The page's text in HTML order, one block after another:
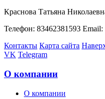
Краснова Татьяна
Телефон: 83462381593
Контакты Карта сайта
VK Telegram
О компании
О компании